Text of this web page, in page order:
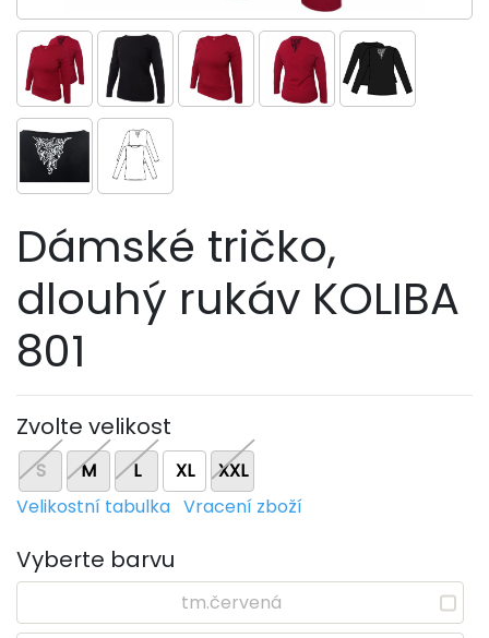
Dámské tričko,
dlouhý rukáv KOLIBA
801
Zvolte velikost
S M L XL
XXL
Velikostní tabulka Vracení zboží
Vyberte barvu
tm.červená